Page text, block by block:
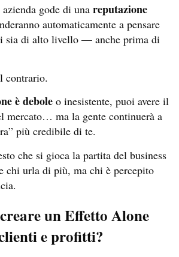
gode di una reputazione
automaticamente a pensare
sia di alto livello — anche prima di
contrario.
è debole o inesistente, puoi avere il
mercato… ma la gente continuerà a
più credibile di te.
che si gioca la partita del business
chi urla di più, ma chi è percepito
un Effetto Alone
e profitti?